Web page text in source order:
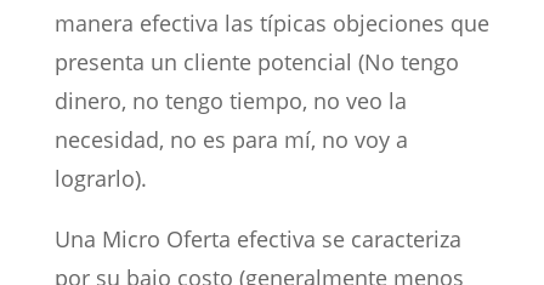
manera efectiva las típicas objeciones que
presenta un cliente potencial (No tengo
dinero, no tengo tiempo, no veo la
necesidad, no es para mí, no voy a
lograrlo).
Una Micro Oferta efectiva se caracteriza
por su bajo costo (generalmente menos